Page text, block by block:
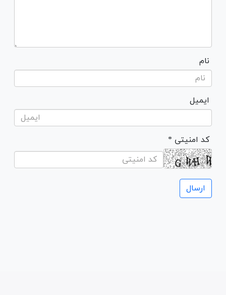
نام
ایمیل
* کد امنیتی